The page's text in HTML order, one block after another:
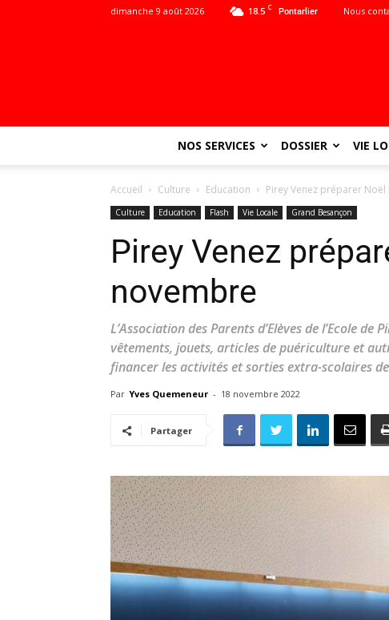
18.5 C Pontarlier
dimanche 9 août 2026 Nous
NOS SERVICES DOSSIER VIE
Accueil Culture Education Pirey Venez préparer
Culture Education Flash Vie Locale Grand Besançon
Pirey Venez
novembre
L’Association des Parents d’Elèves de l’Ecole de
vêtements, jouets, articles de puériculture et
financer les activités et sorties extra-scolaires
Par Yves Quemeneur - 18 novembre 2022
Partager